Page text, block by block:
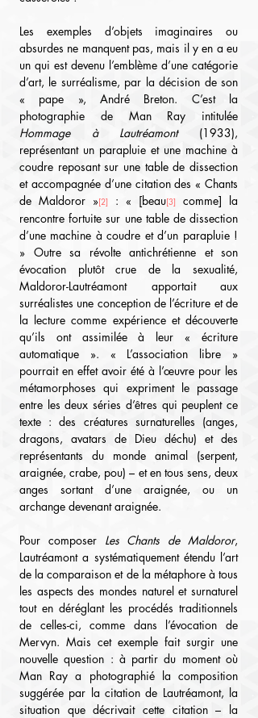
Les exemples d’objets imaginaires ou
absurdes ne manquent pas, mais il y en a eu
un qui est devenu l’emblème d’une catégorie
d’art, le surréalisme, par la décision de son
« pape », André Breton. C’est la
Hommage à Lautréamont (1933),
représentant un parapluie et une machine à
coudre reposant sur une table de dissection
et accompagnée d’une citation des « Chants
de Maldoror »[2] : « [beau[3]
comme] la
rencontre fortuite sur une table de dissection
d’une machine à coudre et d’un parapluie !
» Outre sa révolte antichrétienne et son
évocation plutôt crue de la sexualité,
Maldoror-Lautréamont apportait aux
surréalistes une conception de l’écriture et de
la lecture comme expérience et découverte
qu’ils ont assimilée à leur « écriture
automatique ». « L’association libre »
pourrait en effet avoir été à l’œuvre pour les
métamorphoses qui expriment le passage
entre les deux séries d’êtres qui peuplent ce
texte : des créatures surnaturelles (anges,
dragons, avatars de Dieu déchu) et des
représentants du monde animal (serpent,
araignée, crabe, pou) – et en tous sens, deux
anges sortant d’une araignée, ou un
archange devenant araignée.
Pour composer Les Chants de Maldoror,
Lautréamont a systématiquement étendu l’art
de la comparaison et de la métaphore à tous
les aspects des mondes naturel et surnaturel
tout en déréglant les procédés traditionnels
de celles-ci, comme dans l’évocation de
Mervyn. Mais cet exemple fait surgir une
nouvelle question : à partir du moment où
Man Ray a photographié la composition
suggérée par la citation de Lautréamont, la
situation que décrivait cette citation – la